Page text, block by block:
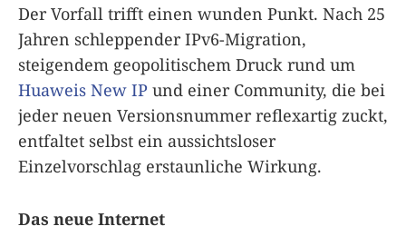
Der Vorfall trifft einen wunden Punkt. Nach 25
Jahren schleppender IPv6-Migration,
steigendem geopolitischem Druck rund um
Huaweis New IP und einer Community, die bei
jeder neuen Versionsnummer reflexartig zuckt,
entfaltet selbst ein aussichtsloser
Einzelvorschlag erstaunliche Wirkung.
Das neue Internet